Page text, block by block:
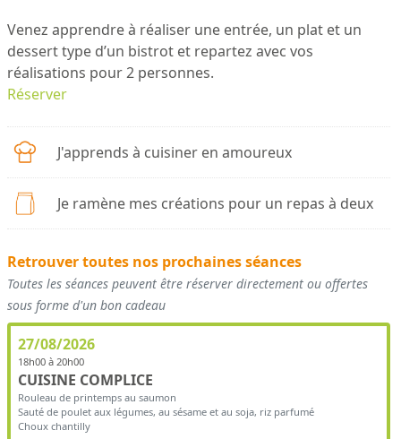
Venez apprendre à réaliser une entrée, un plat et un
dessert type d’un bistrot et repartez avec vos
réalisations pour 2 personnes.
Réserver
J'apprends à cuisiner en amoureux
Je ramène mes créations pour un repas à deux
Retrouver toutes nos prochaines séances
Toutes les séances peuvent être réserver directement ou offertes
sous forme d'un bon cadeau
27/08/2026
18h00 à 20h00
CUISINE COMPLICE
Rouleau de printemps au saumon
Sauté de poulet aux légumes, au sésame et au soja, riz parfumé
Choux chantilly